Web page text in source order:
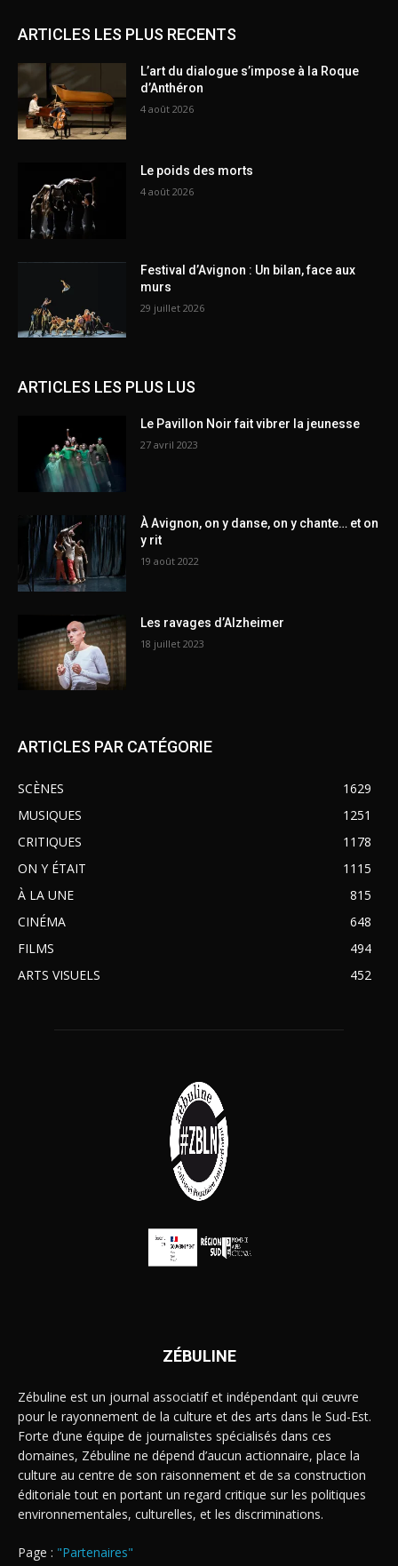
ARTICLES LES PLUS RECENTS
L’art du dialogue s’impose à la Roque
d’Anthéron
4 août 2026
Le poids des morts
4 août 2026
Festival d’Avignon : Un bilan, face aux
murs
29 juillet 2026
ARTICLES LES PLUS LUS
Le Pavillon Noir fait vibrer la jeunesse
27 avril 2023
À Avignon, on y danse, on y chante… et on
y rit
19 août 2022
Les ravages d’Alzheimer
18 juillet 2023
ARTICLES PAR CATÉGORIE
SCÈNES
1629
MUSIQUES
1251
CRITIQUES
1178
ON Y ÉTAIT
1115
À LA UNE
815
CINÉMA
648
FILMS
494
ARTS VISUELS
452
ZÉBULINE
Zébuline est un journal associatif et indépendant qui œuvre
pour le rayonnement de la culture et des arts dans le Sud-Est.
Forte d’une équipe de journalistes spécialisés dans ces
domaines, Zébuline ne dépend d’aucun actionnaire, place la
culture au centre de son raisonnement et de sa construction
éditoriale tout en portant un regard critique sur les politiques
environnementales, culturelles, et les discriminations.
Page : "Partenaires"